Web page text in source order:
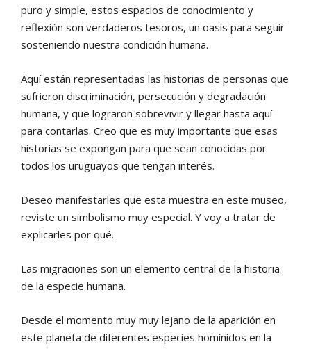
puro y simple, estos espacios de conocimiento y
reflexión son verdaderos tesoros, un oasis para seguir
sosteniendo nuestra condición humana.
Aquí están representadas las historias de personas que
sufrieron discriminación, persecución y degradación
humana, y que lograron sobrevivir y llegar hasta aquí
para contarlas. Creo que es muy importante que esas
historias se expongan para que sean conocidas por
todos los uruguayos que tengan interés.
Deseo manifestarles que esta muestra en este museo,
reviste un simbolismo muy especial. Y voy a tratar de
explicarles por qué.
Las migraciones son un elemento central de la historia
de la especie humana.
Desde el momento muy muy lejano de la aparición en
este planeta de diferentes especies homínidos en la